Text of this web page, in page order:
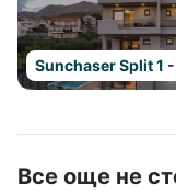
Sunchaser Split 1
Все още не